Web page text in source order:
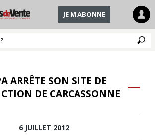
JE M'ABONNE
ARRÊTE SON SITE DE
DE CARCASSONNE
6 JUILLET 2012